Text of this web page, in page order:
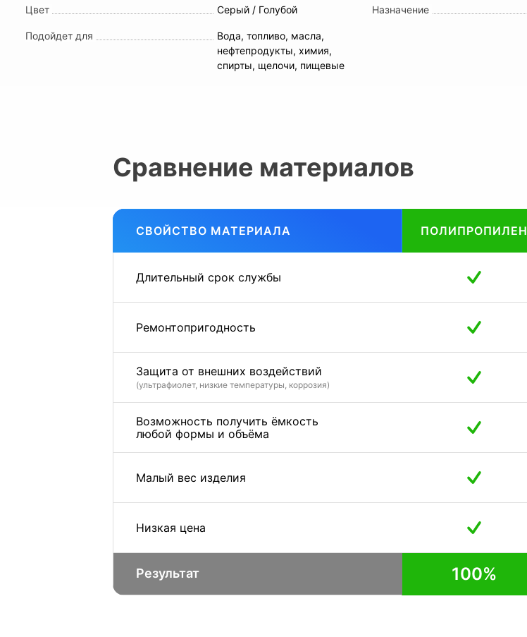
Цвет Серый / Голубой
Подойдет для
Вода, топливо, масла,
нефтепродукты, химия,
спирты, щелочи, пищевые
Назначение
Сравнение материалов
СВОЙСТВО МАТЕРИАЛА ПОЛИПРОПИЛЕН
Длительный срок службы
Ремонтопригодность
Защита от внешних воздействий
(ультрафиолет, низкие температуры, коррозия)
Возможность получить ёмкость
любой формы и объёма
Малый вес изделия
Низкая цена
Результат 100%